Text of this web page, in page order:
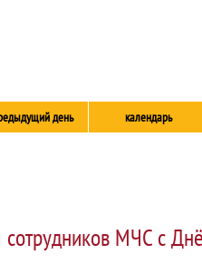
день календарь
МЧС с